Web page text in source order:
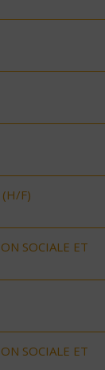
(H/F)
SOCIALE ET
SOCIALE ET